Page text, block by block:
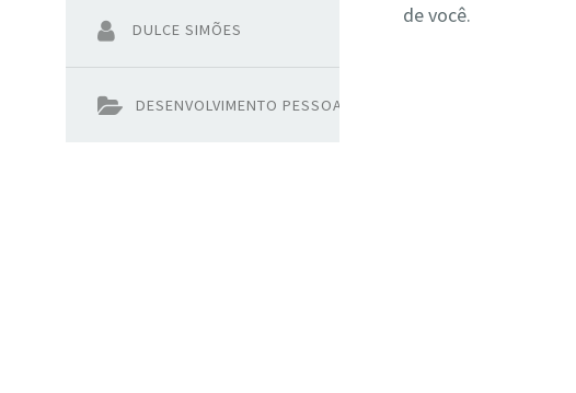
DESENVOLVIMENTO PESSOAL
DULCE SIMÕES
de você.